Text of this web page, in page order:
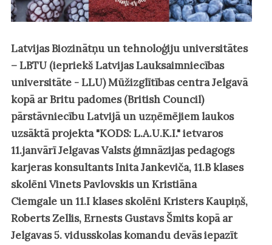
Latvijas Biozinātņu un tehnoloģiju universitātes
– LBTU (iepriekš Latvijas Lauksaimniecības
universitāte - LLU) Mūžizglītības centra Jelgavā
kopā ar Britu padomes (British Council)
pārstāvniecību Latvijā un uzņēmējiem laukos
uzsāktā projekta "KODS: L.A.U.K.I." ietvaros
11.janvārī Jelgavas Valsts ģimnāzijas pedagogs
karjeras konsultants Inita Jankeviča, 11.B klases
skolēni Vinets Pavlovskis un Kristiāna
Ciemgale un 11.I klases skolēni Kristers Kaupiņš,
Roberts Zellis, Ernests Gustavs Šmits kopā ar
Jelgavas 5. vidusskolas komandu devās iepazīt